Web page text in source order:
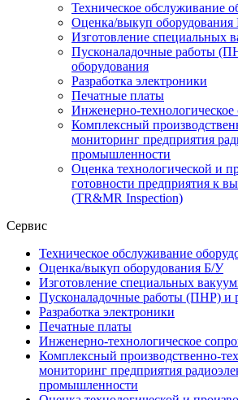
Техническое обслуживание
Оценка/выкуп оборудования
Изготовление специальных
Пусконаладочные работы
оборудования
Разработка электроники
Печатные платы
Инженерно-
Комплексный
мониторинг предприятия
промышленности
Оценка технологической и
готовности предприятия к
(TR&MR Inspection)
Сервис
Техническое обслуживание
Оценка/выкуп оборудования Б/У
Изготовление специальных
Пусконаладочные работы (ПНР) и
Разработка электроники
Печатные платы
Инженерно-технологическое
Комплексный производственно-
мониторинг предприятия
промышленности